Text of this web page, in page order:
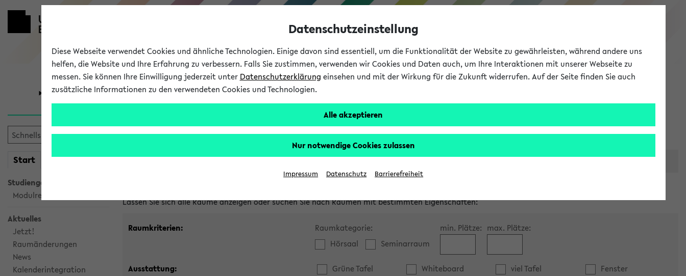
eKVV
Universität Forschung Studium
Start meineKVV
Studiengangsauswahl
Modulrecherche
Aktuelles
Jetzt!
Raumänderungen
News
Kalenderintegration
Im eKVV verwaltete Räume
Lassen Sie sich alle Räume anzeigen oder suchen Sie nach Räumen mit bestimmten Eigenschaften:
Raumkriterien:
Raumkategorie:
Hörsaal
Seminarraum
min. Plätze: max. Plätze:
Ausstattung: Grüne Tafel Whiteboard viel Tafel
Fenster
Datenschutzeinstellung
Diese Webseite verwendet Cookies und ähnliche Technologien. Einige davon sind essentiell, um die Funktionalität der Website zu gewährleisten, während andere uns
helfen, die Website und Ihre Erfahrung zu verbessern. Falls Sie zustimmen, verwenden wir Cookies und Daten auch, um Ihre Interaktionen mit unserer Webseite zu
messen. Sie können Ihre Einwilligung jederzeit unter Datenschutzerklärung einsehen und mit der Wirkung für die Zukunft widerrufen. Auf der Seite finden Sie auch
zusätzliche Informationen zu den verwendeten Cookies und Technologien.
Alle akzeptieren
Nur notwendige Cookies zulassen
Impressum Datenschutz Barrierefreiheit